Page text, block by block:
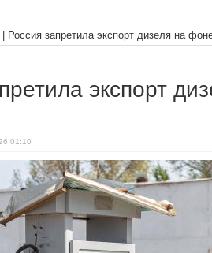
Россия запретила экспорт дизеля на
экспорт
01:10